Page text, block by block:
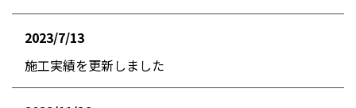
2023/7/13
お知らせ
施工実績を更新しました